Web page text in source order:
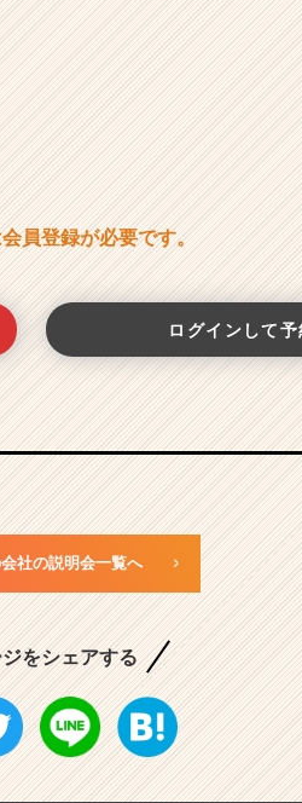
員登録が必要です。
ログインして
社の説明会一覧へ
をシェアする